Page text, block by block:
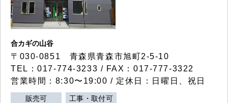
合カギの山谷
〒030-0851 青森県青森市旭町2-5-10
TEL：017-774-3233 / FAX：017-777-3322
営業時間：8:30〜19:00 / 定休日：日曜日、祝日
販売可 工事・取付可